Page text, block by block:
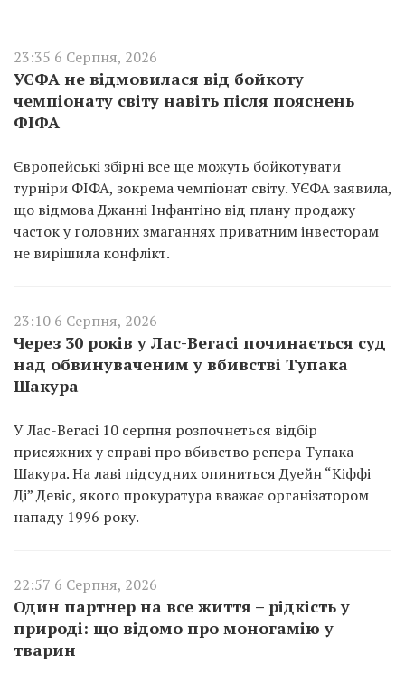
23:35 6 Серпня, 2026
УЄФА не відмовилася від бойкоту
чемпіонату світу навіть після пояснень
ФІФА
Європейські збірні все ще можуть бойкотувати
турніри ФІФА, зокрема чемпіонат світу. УЄФА заявила,
що відмова Джанні Інфантіно від плану продажу
часток у головних змаганнях приватним інвесторам
не вирішила конфлікт.
23:10 6 Серпня, 2026
Через 30 років у Лас-Вегасі починається суд
над обвинуваченим у вбивстві Тупака
Шакура
У Лас-Вегасі 10 серпня розпочнеться відбір
присяжних у справі про вбивство репера Тупака
Шакура. На лаві підсудних опиниться Дуейн “Кіффі
Ді” Девіс, якого прокуратура вважає організатором
нападу 1996 року.
22:57 6 Серпня, 2026
Один партнер на все життя – рідкість у
природі: що відомо про моногамію у
тварин